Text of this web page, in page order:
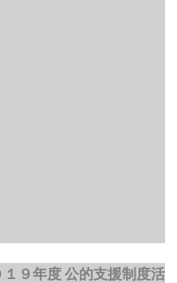
１９年度 公的支援制度活